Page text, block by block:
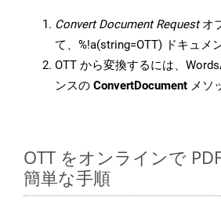
Convert Document Requestオ
て、%!a(string=OTT) ドキュメ
OTT から変換するには、
ンスの ConvertDocument メソ
OTT をオンラインで
簡単な手順